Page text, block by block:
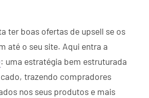
ter boas ofertas de upsell se os
até o seu site. Aqui entra a
: uma estratégia bem estruturada
trazendo compradores
nos seus produtos e mais